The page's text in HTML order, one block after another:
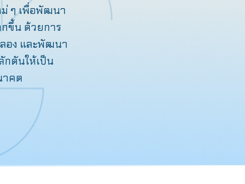
ม่ ๆ เพื่อพัฒนา
ขึ้น ด้วยการ
ลอง และพัฒนา
กดันให้เป็น
าคต